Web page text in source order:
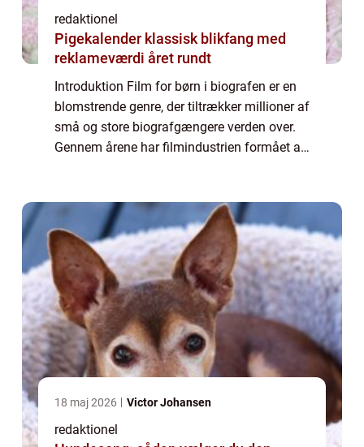
redaktionel
Pigekalender klassisk blikfang med
reklameværdi året rundt
Introduktion Film for børn i biografen er en
blomstrende genre, der tiltrækker millioner af
små og store biografgængere verden over.
Gennem årene har filmindustrien formået at
aldre, og biog...
18 maj 2026 Victor Johansen
redaktionel